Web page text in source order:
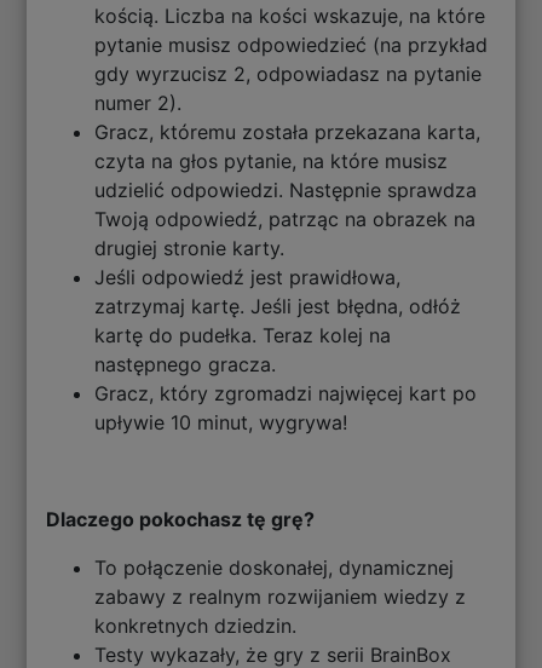
kością. Liczba na kości wskazuje, na które
pytanie musisz odpowiedzieć (na przykład
gdy wyrzucisz 2, odpowiadasz na pytanie
numer 2).
Gracz, któremu została przekazana karta,
czyta na głos pytanie, na które musisz
udzielić odpowiedzi. Następnie sprawdza
Twoją odpowiedź, patrząc na obrazek na
drugiej stronie karty.
Jeśli odpowiedź jest prawidłowa,
zatrzymaj kartę. Jeśli jest błędna, odłóż
kartę do pudełka. Teraz kolej na
następnego gracza.
Gracz, który zgromadzi najwięcej kart po
upływie 10 minut, wygrywa!
Dlaczego pokochasz tę grę?
To połączenie doskonałej, dynamicznej
zabawy z realnym rozwijaniem wiedzy z
konkretnych dziedzin.
Testy wykazały, że gry z serii BrainBox